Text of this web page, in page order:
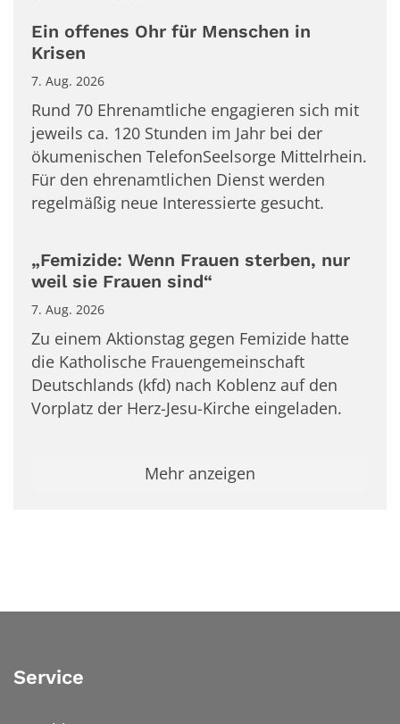
Ein offenes Ohr für Menschen in
Krisen
7. Aug. 2026
Rund 70 Ehrenamtliche engagieren sich mit
jeweils ca. 120 Stunden im Jahr bei der
ökumenischen TelefonSeelsorge Mittelrhein.
Für den ehrenamtlichen Dienst werden
regelmäßig neue Interessierte gesucht.
„Femizide: Wenn Frauen sterben, nur
weil sie Frauen sind“
7. Aug. 2026
Zu einem Aktionstag gegen Femizide hatte
die Katholische Frauengemeinschaft
Deutschlands (kfd) nach Koblenz auf den
Vorplatz der Herz-Jesu-Kirche eingeladen.
Mehr anzeigen
Service